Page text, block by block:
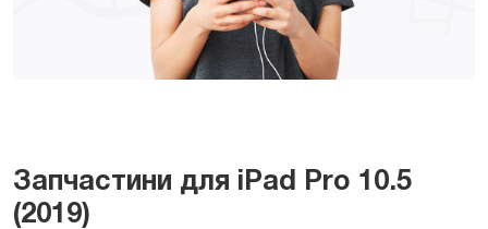
Запчастини для iPad Pro 10.5
(2019)